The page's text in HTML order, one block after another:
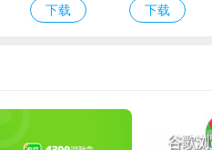
最新下载
下载
下载
下载